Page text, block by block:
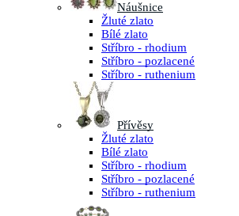
Náušnice
Žluté zlato
Bílé zlato
Stříbro - rhodium
Stříbro - pozlacené
Stříbro - ruthenium
Přívěsy
Žluté zlato
Bílé zlato
Stříbro - rhodium
Stříbro - pozlacené
Stříbro - ruthenium